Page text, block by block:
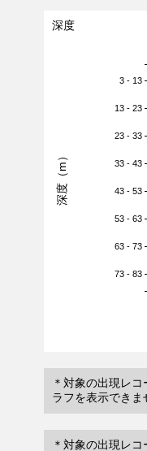
深度
3 - 13
13 - 23
23 - 33
33 - 43
43 - 53
53 - 63
63 - 73
73 - 83
深度（m）
＊対象の出現レ
ラフを表示できま
＊対象の出現レ